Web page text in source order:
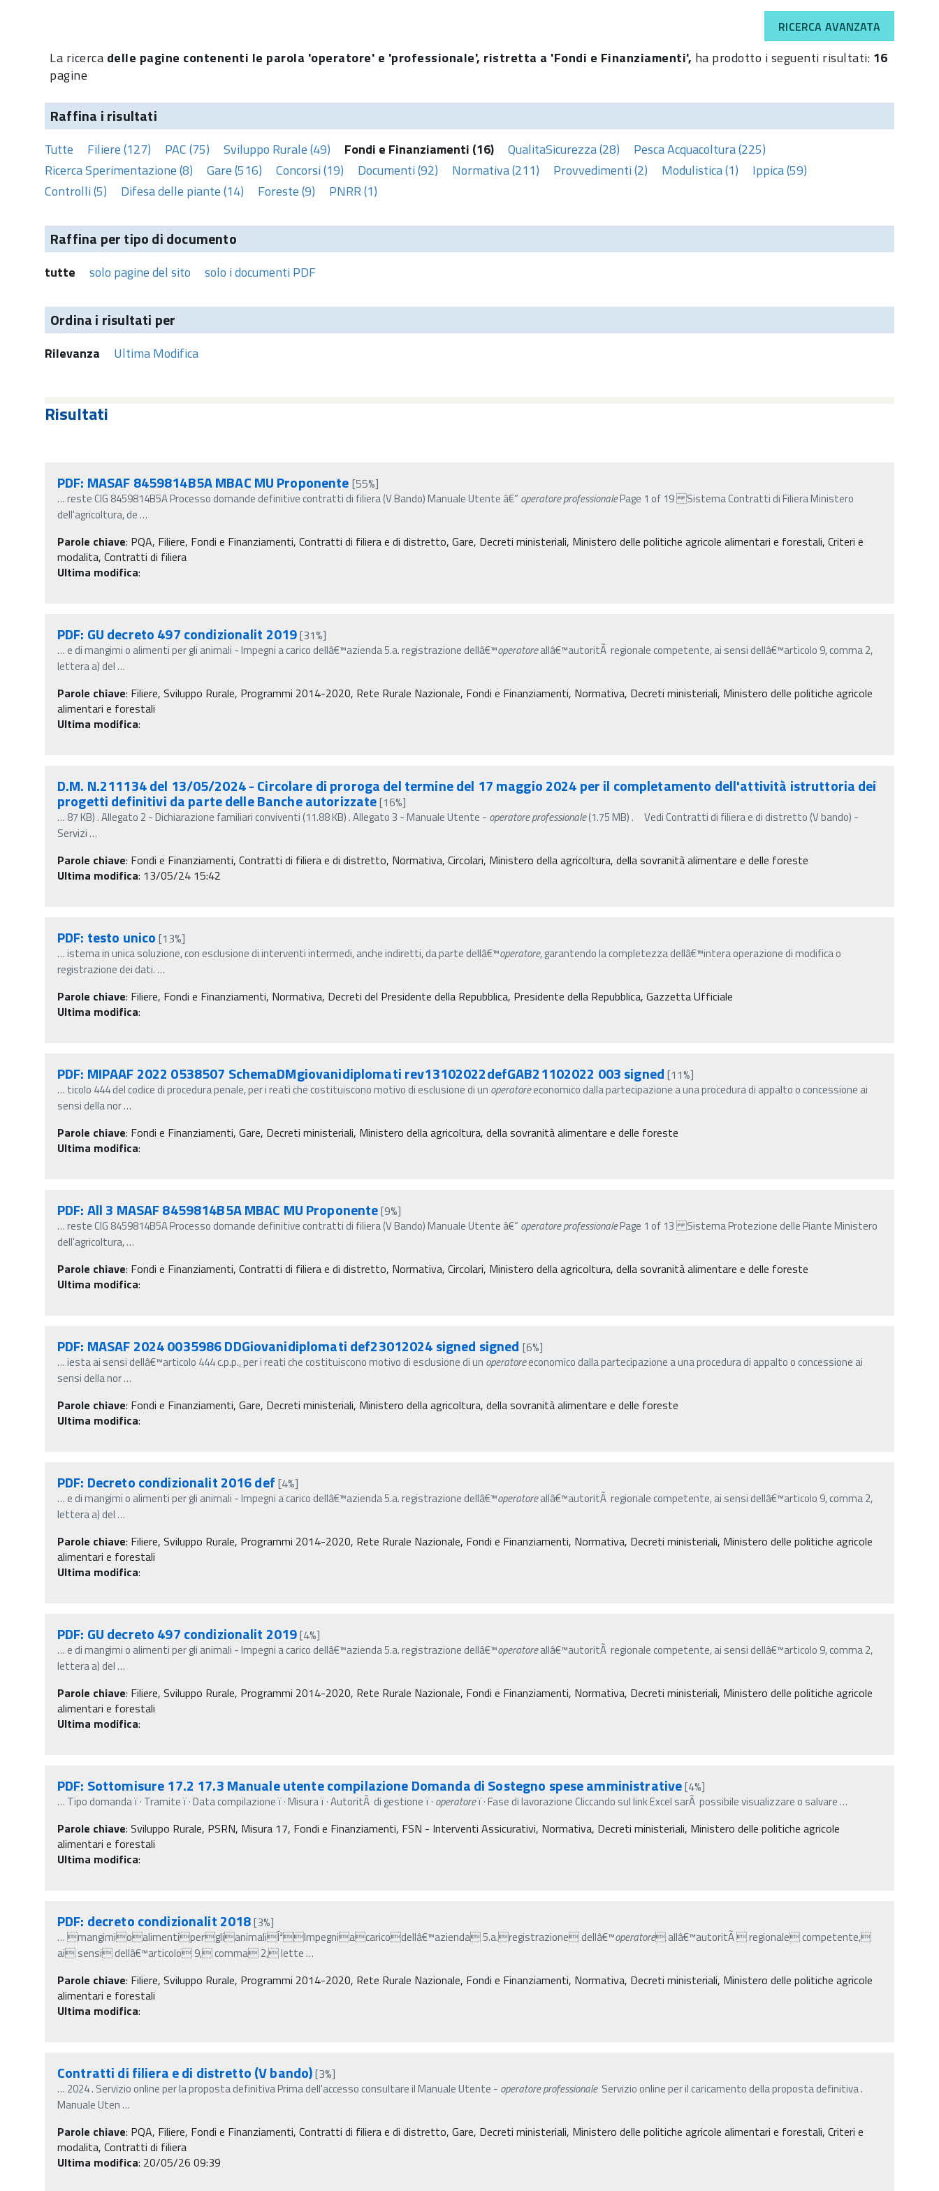
RICERCA AVANZATA
La ricerca delle pagine contenenti le parola 'operatore' e 'professionale', ristretta a 'Fondi e Finanziamenti', ha prodotto i seguenti risultati: 16
pagine
Raffina i risultati
Tutte Filiere (127) PAC (75) Sviluppo Rurale (49) Fondi e Finanziamenti (16) QualitaSicurezza (28)
Pesca Acquacoltura (225)
Ricerca Sperimentazione (8)
Gare (516) Concorsi (19) Documenti (92) Normativa (211) Provvedimenti (2) Modulistica (1)
Ippica (59)
Controlli (5)
Difesa delle piante (14) Foreste (9) PNRR (1)
Raffina per tipo di documento
tutte solo pagine del sito solo i documenti PDF
Ordina i risultati per
Rilevanza Ultima Modifica
Risultati
PDF: MASAF 8459814B5A MBAC MU Proponente [55%]
…reste CIG 8459814B5A Processo domande definitive contratti di filiera (V Bando) Manuale Utente â€“ operatoreprofessionalePage 1 of 19 Sistema Contratti di Filiera Ministero
dell'agricoltura, de…
Parole chiave: PQA, Filiere, Fondi e Finanziamenti, Contratti di filiera e di distretto, Gare, Decreti ministeriali, Ministero delle politiche agricole alimentari e forestali, Criteri e
modalita, Contratti di filiera
Ultima modifica:
PDF: GU decreto 497 condizionalit 2019[31%]
… e di mangimi o alimenti per gli animali - Impegni a carico dellâ€™azienda 5.a. registrazione dellâ€™operatoreallâ€™autoritÃ regionale competente, ai sensi dellâ€™articolo 9, comma 2,
lettera a) del…
Parole chiave: Filiere, Sviluppo Rurale, Programmi 2014-2020, Rete Rurale Nazionale, Fondi e Finanziamenti, Normativa, Decreti ministeriali, Ministero delle politiche agricole
alimentari e forestali
Ultima modifica:
D.M. N.211134 del 13/05/2024 - Circolare di proroga del termine del 17 maggio 2024 per il completamento dell'attività istruttoria dei
progetti definitivi da parte delle Banche autorizzate[16%]
… 87 KB) . Allegato 2 - Dichiarazione familiari conviventi (11.88 KB) . Allegato 3 - Manuale Utente - operatoreprofessionale(1.75 MB) . Vedi Contratti di filiera e di distretto (V bando) -
Servizi…
Parole chiave: Fondi e Finanziamenti, Contratti di filiera e di distretto, Normativa, Circolari, Ministero della agricoltura, della sovranità alimentare e delle foreste
Ultima modifica: 13/05/24 15:42
PDF: testo unico [13%]
…istema in unica soluzione, con esclusione di interventi intermedi, anche indiretti, da parte dellâ€™operatore, garantendo la completezza dellâ€™intera operazione di modifica o
registrazione dei dati.…
Parole chiave: Filiere, Fondi e Finanziamenti, Normativa, Decreti del Presidente della Repubblica, Presidente della Repubblica, Gazzetta Ufficiale
Ultima modifica:
PDF: MIPAAF 2022 0538507 SchemaDMgiovanidiplomati rev13102022defGAB21102022 003 signed [11%]
… ticolo 444 del codice di procedura penale, per i reati che costituiscono motivo di esclusione di un operatoreeconomico dalla partecipazione a una procedura di appalto o concessione ai
sensi della nor…
Parole chiave: Fondi e Finanziamenti, Gare, Decreti ministeriali, Ministero della agricoltura, della sovranità alimentare e delle foreste
Ultima modifica:
PDF: All 3 MASAF 8459814B5A MBAC MU Proponente[9%]
…reste CIG 8459814B5A Processo domande definitive contratti di filiera (V Bando) Manuale Utente â€“ operatoreprofessionalePage 1 of 13 Sistema Protezione delle Piante Ministero
dell'agricoltura,…
Parole chiave: Fondi e Finanziamenti, Contratti di filiera e di distretto, Normativa, Circolari, Ministero della agricoltura, della sovranità alimentare e delle foreste
Ultima modifica:
PDF: MASAF 2024 0035986 DDGiovanidiplomati def23012024 signed signed [6%]
…iesta ai sensi dellâ€™articolo 444 c.p.p., per i reati che costituiscono motivo di esclusione di un operatoreeconomico dalla partecipazione a una procedura di appalto o concessione ai
sensi della nor…
Parole chiave: Fondi e Finanziamenti, Gare, Decreti ministeriali, Ministero della agricoltura, della sovranità alimentare e delle foreste
Ultima modifica:
PDF: Decreto condizionalit 2016 def [4%]
… e di mangimi o alimenti per gli animali - Impegni a carico dellâ€™azienda 5.a. registrazione dellâ€™operatoreallâ€™autoritÃ regionale competente, ai sensi dellâ€™articolo 9, comma 2,
lettera a) del…
Parole chiave: Filiere, Sviluppo Rurale, Programmi 2014-2020, Rete Rurale Nazionale, Fondi e Finanziamenti, Normativa, Decreti ministeriali, Ministero delle politiche agricole
alimentari e forestali
Ultima modifica:
PDF: GU decreto 497 condizionalit 2019[4%]
… e di mangimi o alimenti per gli animali - Impegni a carico dellâ€™azienda 5.a. registrazione dellâ€™operatoreallâ€™autoritÃ regionale competente, ai sensi dellâ€™articolo 9, comma 2,
lettera a) del…
Parole chiave: Filiere, Sviluppo Rurale, Programmi 2014-2020, Rete Rurale Nazionale, Fondi e Finanziamenti, Normativa, Decreti ministeriali, Ministero delle politiche agricole
alimentari e forestali
Ultima modifica:
PDF: Sottomisure 17.2 17.3 Manuale utente compilazione Domanda di Sostegno spese amministrative[4%]
… Tipo domanda ï‚· Tramite ï‚· Data compilazione ï‚· Misura ï‚· AutoritÃ di gestione ï‚· operatoreï‚· Fase di lavorazione Cliccando sul link Excel sarÃ possibile visualizzare o salvare…
Parole chiave: Sviluppo Rurale, PSRN, Misura 17, Fondi e Finanziamenti, FSN - Interventi Assicurativi, Normativa, Decreti ministeriali, Ministero delle politiche agricole
alimentari e forestali
Ultima modifica:
PDF: decreto condizionalit 2018[3%]
…mangimioalimentiperglianimaliÍ²Impegniacaricodellâ€™azienda 5.a.registrazione dellâ€™operatore allâ€™autoritÃ  regionale competente,
ai sensi dellâ€™articolo 9, comma 2, lette…
Parole chiave: Filiere, Sviluppo Rurale, Programmi 2014-2020, Rete Rurale Nazionale, Fondi e Finanziamenti, Normativa, Decreti ministeriali, Ministero delle politiche agricole
alimentari e forestali
Ultima modifica:
Contratti di filiera e di distretto (V bando)[3%]
… 2024 . Servizio online per la proposta definitiva Prima dell'accesso consultare il Manuale Utente - operatoreprofessionaleServizio online per il caricamento della proposta definitiva .
Manuale Uten…
Parole chiave: PQA, Filiere, Fondi e Finanziamenti, Contratti di filiera e di distretto, Gare, Decreti ministeriali, Ministero delle politiche agricole alimentari e forestali, Criteri e
modalita, Contratti di filiera
Ultima modifica: 20/05/26 09:39